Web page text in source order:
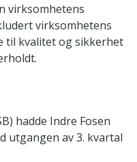
virksomhetens
virksomhetens
til kvalitet og sikkerhet
hadde Indre Fosen
utgangen av 3. kvartal